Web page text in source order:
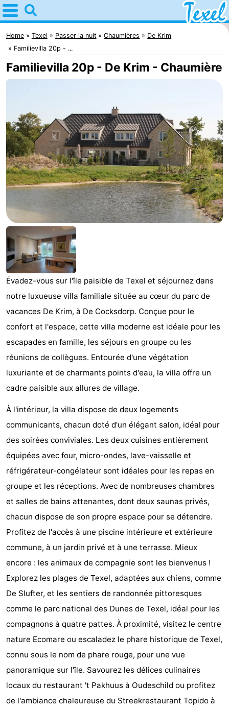
Home
Texel
Astuces
Avec
enfants
-
Den
Burg
-
Den
Hoorn
-
Cocksdorp
De
Koog
-
Oudeschild
-
De
Waal
-
Oosterend
Nature
Plus
beaux
points
vue
Passer
la
Appartements
Bosch
en
-
De
-
Holland
Land
en
Zeezicht
-
Strandhuys
-
Strandplevier
Campings
d'hôtes
Chaumières
't
Eibernest
-
Hoogelandt
Beach
Texel
-
Buytenveldt
De
-
Home Texel Passer la nuit Chaumières
De Krim
Familievilla 20p - ...
Familievilla 20p - De Krim - Chaumière
Évadez-vous sur l'île paisible de Texel et séjournez dans
notre luxueuse villa familiale située au cœur du parc de
vacances De Krim, à De Cocksdorp. Conçue pour le
confort et l'espace, cette villa moderne est idéale pour les
escapades en famille, les séjours en groupe ou les
réunions de collègues. Entourée d'une végétation
luxuriante et de charmants points d'eau, la villa offre un
cadre paisible aux allures de village.
À l'intérieur, la villa dispose de deux logements
communicants, chacun doté d'un élégant salon, idéal pour
des soirées conviviales. Les deux cuisines entièrement
équipées avec four, micro-ondes, lave-vaisselle et
réfrigérateur-congélateur sont idéales pour les repas en
groupe et les réceptions. Avec de nombreuses chambres
et salles de bains attenantes, dont deux saunas privés,
chacun dispose de son propre espace pour se détendre.
Profitez de l'accès à une piscine intérieure et extérieure
commune, à un jardin privé et à une terrasse. Mieux
encore : les animaux de compagnie sont les bienvenus !
Explorez les plages de Texel, adaptées aux chiens, comme
De Slufter, et les sentiers de randonnée pittoresques
comme le parc national des Dunes de Texel, idéal pour les
compagnons à quatre pattes. À proximité, visitez le centre
nature Ecomare ou escaladez le phare historique de Texel,
connu sous le nom de phare rouge, pour une vue
panoramique sur l'île. Savourez les délices culinaires
locaux du restaurant 't Pakhuus à Oudeschild ou profitez
de l'ambiance chaleureuse du Streekrestaurant Topido à